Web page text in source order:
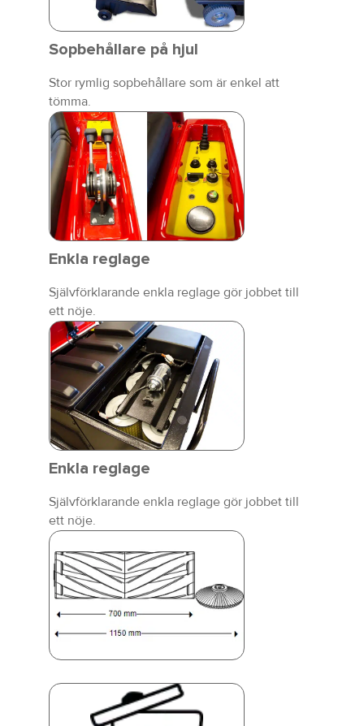
Sopbehållare på hjul
Stor rymlig sopbehållare som är enkel att
tömma.
Enkla reglage
Självförklarande enkla reglage gör jobbet till
ett nöje.
Enkla reglage
Självförklarande enkla reglage gör jobbet till
ett nöje.